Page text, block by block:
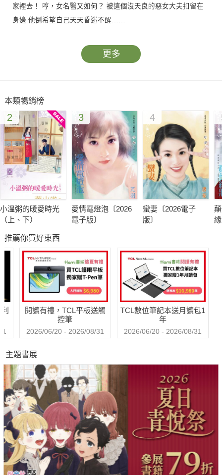
家裡去！ 哼，女名醫又如何？ 被這個沒天良的惡女大夫扣留在
身邊 他倒希望自己天天昏迷不醒……
更多
本類暢銷榜
2
小溫粥的暖愛時光
（上、下）
3
愛情電燈泡〔2026
電子版〕
4
蠻妻〔2026電子
版〕
推薦你買好東西
閱讀有禮，TCL平板送觸
控筆
2026/06/20 - 2026/08/31
TCL數位筆記本送月讀包1
年
2026/06/20 - 2026/08/31
主題書展